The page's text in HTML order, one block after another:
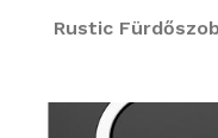
Rustic